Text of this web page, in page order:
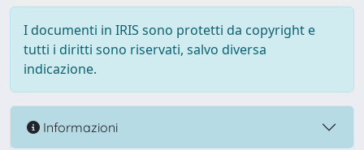
I documenti in IRIS sono protetti da copyright e
tutti i diritti sono riservati, salvo diversa
indicazione.
Informazioni